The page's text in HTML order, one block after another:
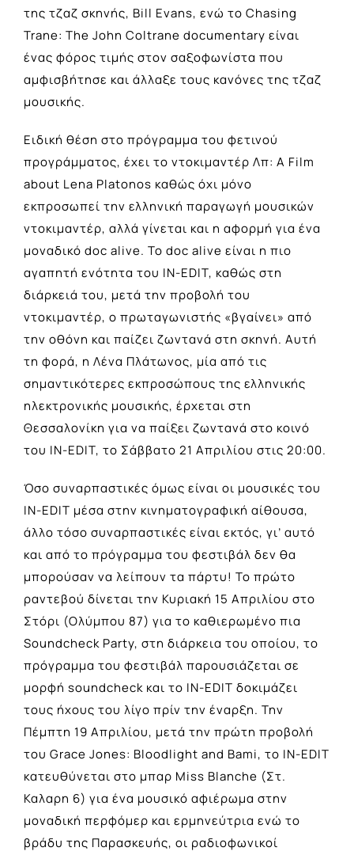
της τζαζ σκηνής, Bill Evans, ενώ το Chasing
Trane: The John Coltrane documentary είναι
ένας φόρος τιμής στον σαξοφωνίστα που
αμφισβήτησε και άλλαξε τους κανόνες της τζαζ
μουσικής.
Ειδική θέση στο πρόγραμμα του φετινού
προγράμματος, έχει το ντοκιμαντέρ Λπ: A Film
about Lena Platonos καθώς όχι μόνο
εκπροσωπεί την ελληνική παραγωγή μουσικών
ντοκιμαντέρ, αλλά γίνεται και η αφορμή για ένα
μοναδικό doc alive. Το doc alive είναι η πιο
αγαπητή ενότητα του IN-EDIT, καθώς στη
διάρκειά του, μετά την προβολή του
ντοκιμαντέρ, ο πρωταγωνιστής «βγαίνει» από
την οθόνη και παίζει ζωντανά στη σκηνή. Αυτή
τη φορά, η Λένα Πλάτωνος, μία από τις
σημαντικότερες εκπροσώπους της ελληνικής
ηλεκτρονικής μουσικής, έρχεται στη
Θεσσαλονίκη για να παίξει ζωντανά στο κοινό
του IN-EDIT, το Σάββατο 21 Απριλίου στις 20:00.
Όσο συναρπαστικές όμως είναι οι μουσικές του
IN-EDIT μέσα στην κινηματογραφική αίθουσα,
άλλο τόσο συναρπαστικές είναι εκτός, γι’ αυτό
και από το πρόγραμμα του φεστιβάλ δεν θα
μπορούσαν να λείπουν τα πάρτυ! Το πρώτο
ραντεβού δίνεται την Κυριακή 15 Απριλίου στο
Στόρι (Ολύμπου 87) για το καθιερωμένο πια
Soundcheck Party, στη διάρκεια του οποίου, το
πρόγραμμα του φεστιβάλ παρουσιάζεται σε
μορφή soundcheck και το IN-EDIT δοκιμάζει
τους ήχους του λίγο πρίν την έναρξη. Την
Πέμπτη 19 Απριλίου, μετά την πρώτη προβολή
του Grace Jones: Bloodlight and Bami, το IN-EDIT
κατευθύνεται στο μπαρ Miss Blanche (Στ.
Καλαρη 6) για ένα μουσικό αφιέρωμα στην
μοναδική περφόμερ και ερμηνεύτρια ενώ το
βράδυ της Παρασκευής, οι ραδιοφωνικοί